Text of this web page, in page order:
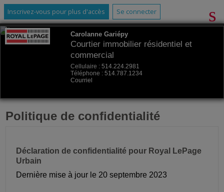
Inscrivez-vous pour plus d'accès Se connecter
Carolanne Gariépy
Courtier immobilier résidentiel et
commercial
Cellulaire : 514.224.2981
Téléphone : 514.787.1234
Courriel
Politique de confidentialité
Déclaration de confidentialité pour Royal LePage
Urbain
Dernière mise à jour le 20 septembre 2023